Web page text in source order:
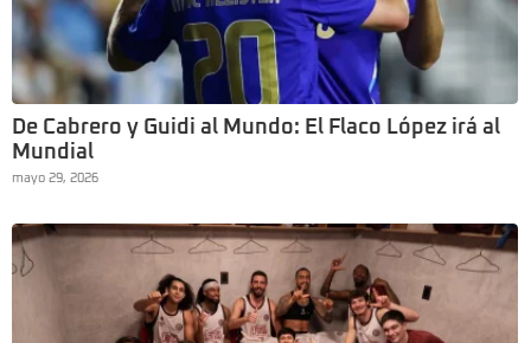
De Cabrero y Guidi al Mundo: El Flaco López irá al
Mundial
mayo 29, 2026